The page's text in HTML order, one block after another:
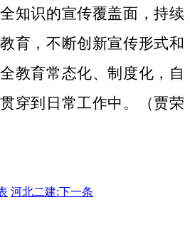
知识的宣传覆盖面，持续
育，不断创新宣传形式和
教育常态化、制度化，自
穿到日常工作中。（贾荣
河北二建:下一条